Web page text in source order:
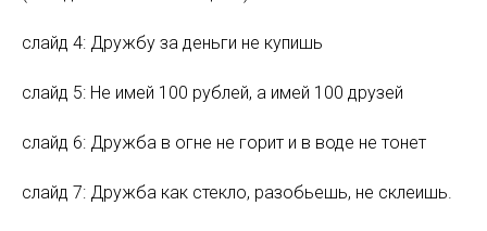
слайд 4: Дружбу за деньги не купишь
слайд 5: Не имей 100 рублей, а имей 100 друзей
слайд 6: Дружба в огне не горит и в воде не тонет
слайд 7: Дружба как стекло, разобьешь, не склеишь.